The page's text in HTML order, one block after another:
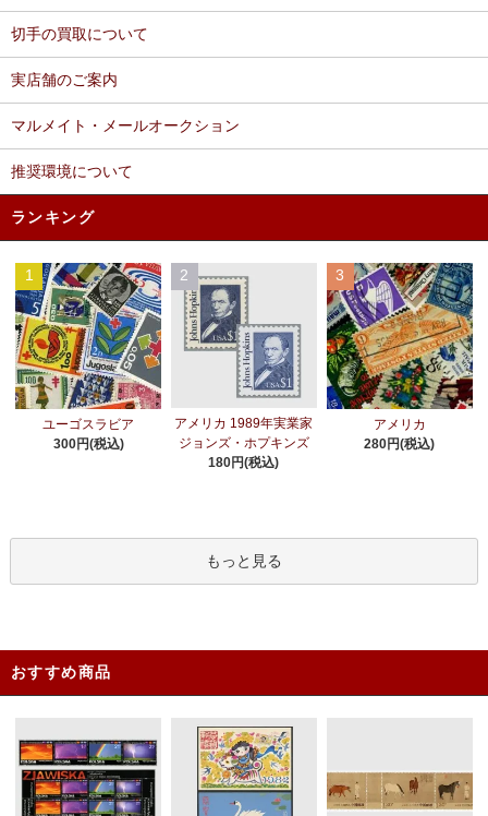
切手の買取について
実店舗のご案内
マルメイト・メールオークション
推奨環境について
ランキング
1
ユーゴスラビア
300円(税込)
2
アメリカ 1989年実業家
ジョンズ・ホプキンズ
180円(税込)
3
アメリカ
280円(税込)
もっと見る
おすすめ商品